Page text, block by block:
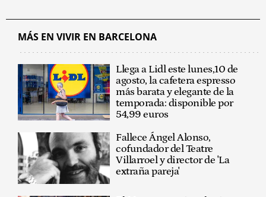
MÁS EN VIVIR EN BARCELONA
Llega a Lidl este lunes,10 de
agosto, la cafetera espresso
más barata y elegante de la
temporada: disponible por
54,99 euros
Fallece Ángel Alonso,
cofundador del Teatre
Villarroel y director de 'La
extraña pareja'